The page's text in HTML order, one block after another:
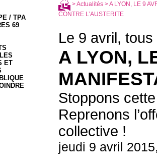
/ TPA
69
ET
>Actualités> A LYON, LE 9
CONTRE L’AUSTERITE
Le 9 avril,
A LYON,
Stoppons
Reprenons
collective !
jeudi 9 avril